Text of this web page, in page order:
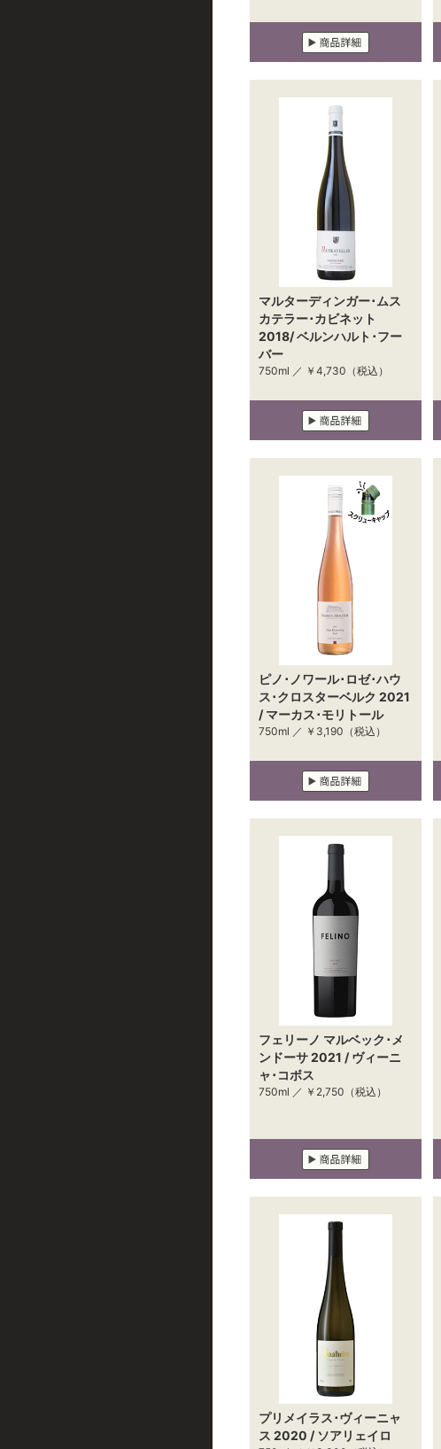
マルターディンガー･ムス
カテラー･カビネット
2018/ ベルンハルト･フー
バー
750ml ／ ￥4,730 （税込）
ピノ･ノワール･ロゼ･ハウ
ス･クロスターベルク 2021
/ マーカス･モリトール
750ml ／ ￥3,190 （税込）
フェリーノ マルベック･メ
ンドーサ 2021 / ヴィーニ
ャ･コボス
750ml ／ ￥2,750 （税込）
プリメイラス･ヴィーニャ
ス 2020 / ソアリェイロ